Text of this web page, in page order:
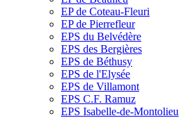
EP de Coteau-Fleuri
EP de Pierrefleur
EPS du Belvédère
EPS des Bergières
EPS de Béthusy
EPS de l'Elysée
EPS de Villamont
EPS C.F. Ramuz
EPS Isabelle-de-Montolieu